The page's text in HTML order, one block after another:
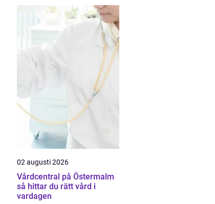
02 augusti 2026
Vårdcentral på Östermalm
så hittar du rätt vård i
vardagen